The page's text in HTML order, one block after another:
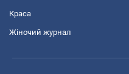
Краса
Жіночий журнал